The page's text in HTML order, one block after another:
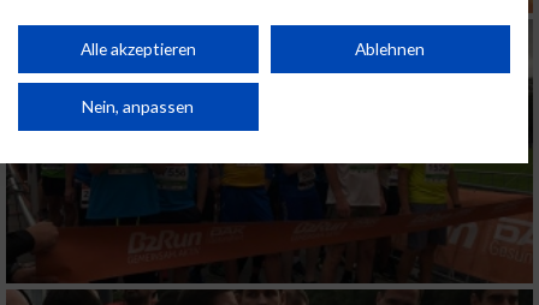
Performance von Inhalten. Analyse von Zielgruppen durch Statistiken oder
Kombinationen von Daten aus verschiedenen Quellen. Entwicklung und
von Inhalten.
Daten können außerhalb der Europäischen Union weitergegeben und in die
Website/App.
Partnerliste anzeigen (1 IAB-Anbieter)
Wir nutzen Ihre Daten für folgende Zwecke:
IAB-Verarbeitungszwecke:
Alle akzeptieren Ablehnen
Nein, anpassen